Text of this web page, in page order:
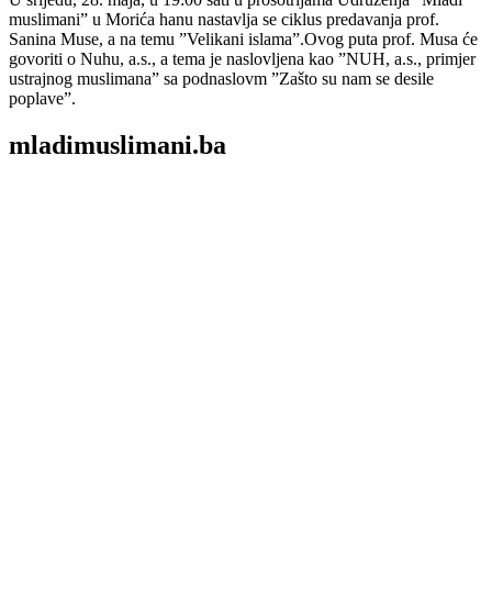
muslimani” u Morića hanu nastavlja se ciklus predavanja prof.
Sanina Muse, a na temu ”Velikani islama”.Ovog puta prof. Musa će
govoriti o Nuhu, a.s., a tema je naslovljena kao ”NUH, a.s., primjer
ustrajnog muslimana” sa podnaslovm ”Zašto su nam se desile
poplave”.
mladimuslimani.ba